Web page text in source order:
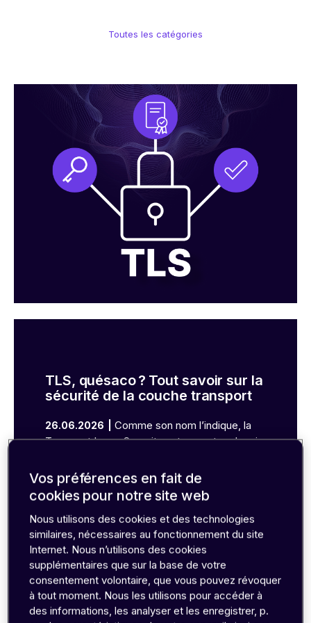
Recharge de véhicules électriques
Smart Agriculture
Voir tous les secteurs
Par type d'enterprise
Découvrez pourquoi les entreprises du
monde entier font confiance à emnify (en
Toutes les catégories
TLS, quésaco ? Tout savoir sur la
sécurité de la couche transport
26.06.2026
Comme son nom l’indique, la
Transport Layer Security est un protocole mis
pour crypter les données transmises via HTTP,
FTP, XMPP, etc. La TLS est généralement mise
en œuvre conjointement avec des protocoles
tels que le protocole de contrôle de
transmission (TCP), qui privilégie la précision
par rapport à la vitesse. Cependant, dans
certains cas, il peut être utilisé avec des
protocoles sans connexion comme le protocole
UDP (User Datagram Protocol), en utilisant alors
une variante appelée DTLS.
En savoir plus
Vos préférences en fait de
cookies pour notre site web
Nous utilisons des cookies et des technologies
similaires, nécessaires au fonctionnement du site
Internet. Nous n’utilisons des cookies
supplémentaires que sur la base de votre
consentement volontaire, que vous pouvez révoquer
à tout moment. Nous les utilisons pour accéder à
des informations, les analyser et les enregistrer, p.